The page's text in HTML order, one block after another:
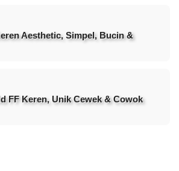
Aesthetic, Simpel, Bucin &
FF Keren, Unik Cewek & Cowok